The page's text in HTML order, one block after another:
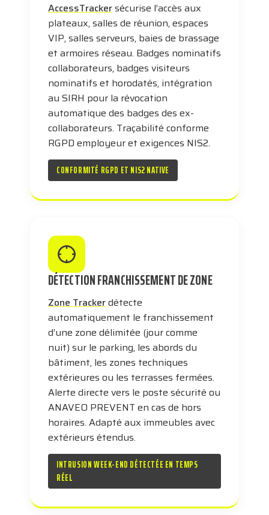
AccessTrackersécurise l’accès aux
plateaux, salles de réunion, espaces
VIP, salles serveurs, baies de brassage
et armoires réseau. Badges nominatifs
collaborateurs, badges visiteurs
nominatifs et horodatés, intégration
au SIRH pour la révocation
automatique des badges des ex-
collaborateurs. Traçabilité conforme
RGPD employeur et exigences NIS2.
CONFORMITÉ RGPD ET NIS2 NATIVE
DÉTECTION FRANCHISSEMENT DE ZONE
Zone Trackerdétecte
automatiquement le franchissement
d’une zone délimitée (jour comme
nuit) sur le parking, les abords du
bâtiment, les zones techniques
extérieures ou les terrasses fermées.
Alerte directe vers le poste sécurité ou
ANAVEO PREVENT en cas de hors
horaires. Adapté aux immeubles avec
extérieurs étendus.
INTRUSION WEEK-END DÉTECTÉE EN TEMPS
RÉEL